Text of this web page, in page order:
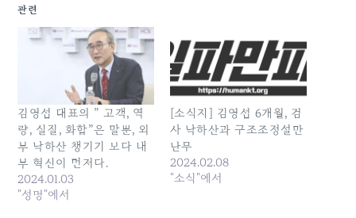
관련
김영섭 대표의 ” 고객, 역
량, 실질, 화합”은 말뿐, 외
부 낙하산 챙기기 보다 내
부 혁신이 먼저다.
2024.01.03
"성명"에서
[소식지] 김영섭 6개월, 검
사 낙하산과 구조조정설만
난무
2024.02.08
"소식"에서